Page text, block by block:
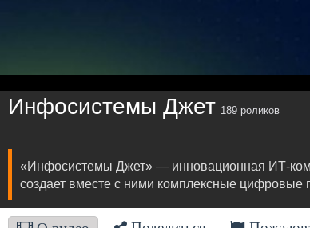
Инфосистемы Джет 189 роликов
«Инфосистемы Джет» — инновационная ИТ-
создает вместе с ними комплексные цифровые